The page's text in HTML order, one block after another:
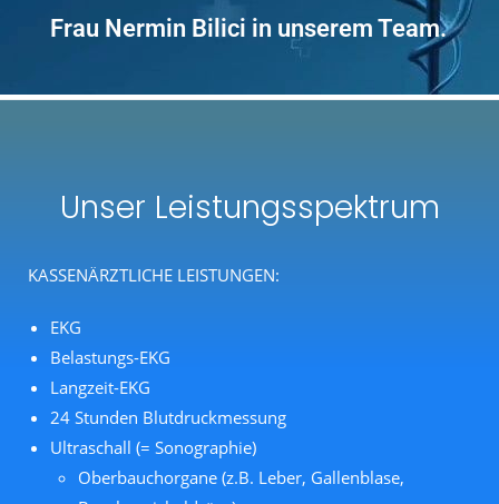
Frau Nermin Bilici in unserem Team.
Unser Leistungsspektrum
KASSENÄRZTLICHE LEISTUNGEN:
EKG
Belastungs-EKG
Langzeit-EKG
24 Stunden Blutdruckmessung
Ultraschall (= Sonographie)
Oberbauchorgane (z.B. Leber, Gallenblase,